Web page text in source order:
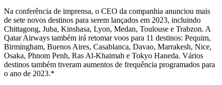
Na conferência de imprensa, o CEO da companhia anunciou mais
de sete novos destinos para serem lançados em 2023, incluindo
Chittagong, Juba, Kinshasa, Lyon, Medan, Toulouse e Trabzon. A
Qatar Airways também irá retomar voos para 11 destinos: Pequim,
Birmingham, Buenos Aires, Casablanca, Davao, Marrakesh, Nice,
Osaka, Phnom Penh, Ras Al-Khaimah e Tokyo Haneda. Vários
destinos também tiveram aumentos de frequência programados para
o ano de 2023.*